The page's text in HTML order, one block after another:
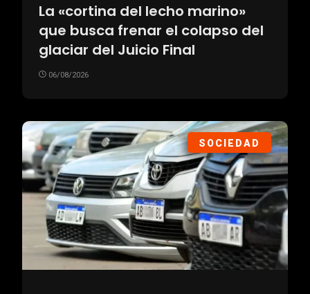
La «cortina del lecho marino»
que busca frenar el colapso del
glaciar del Juicio Final
06/08/2026
SOCIEDAD